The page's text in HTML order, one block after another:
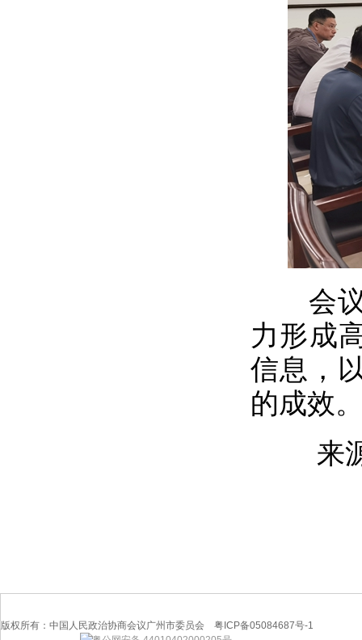
会议
力形成
信息，
的成效
来源
版权所有：中国人民政治协商会议广州市委员会 粤ICP备05084687号-1